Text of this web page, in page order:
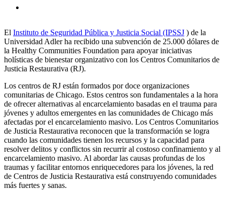
El Instituto de Seguridad Pública y Justicia Social (IPSSJ ) de la
Universidad Adler ha recibido una subvención de 25.000 dólares de
la Healthy Communities Foundation para apoyar iniciativas
holísticas de bienestar organizativo con los Centros Comunitarios de
Justicia Restaurativa (RJ).
Los centros de RJ están formados por doce organizaciones
comunitarias de Chicago. Estos centros son fundamentales a la hora
de ofrecer alternativas al encarcelamiento basadas en el trauma para
jóvenes y adultos emergentes en las comunidades de Chicago más
afectadas por el encarcelamiento masivo. Los Centros Comunitarios
de Justicia Restaurativa reconocen que la transformación se logra
cuando las comunidades tienen los recursos y la capacidad para
resolver delitos y conflictos sin recurrir al costoso confinamiento y al
encarcelamiento masivo. Al abordar las causas profundas de los
traumas y facilitar entornos enriquecedores para los jóvenes, la red
de Centros de Justicia Restaurativa está construyendo comunidades
más fuertes y sanas.